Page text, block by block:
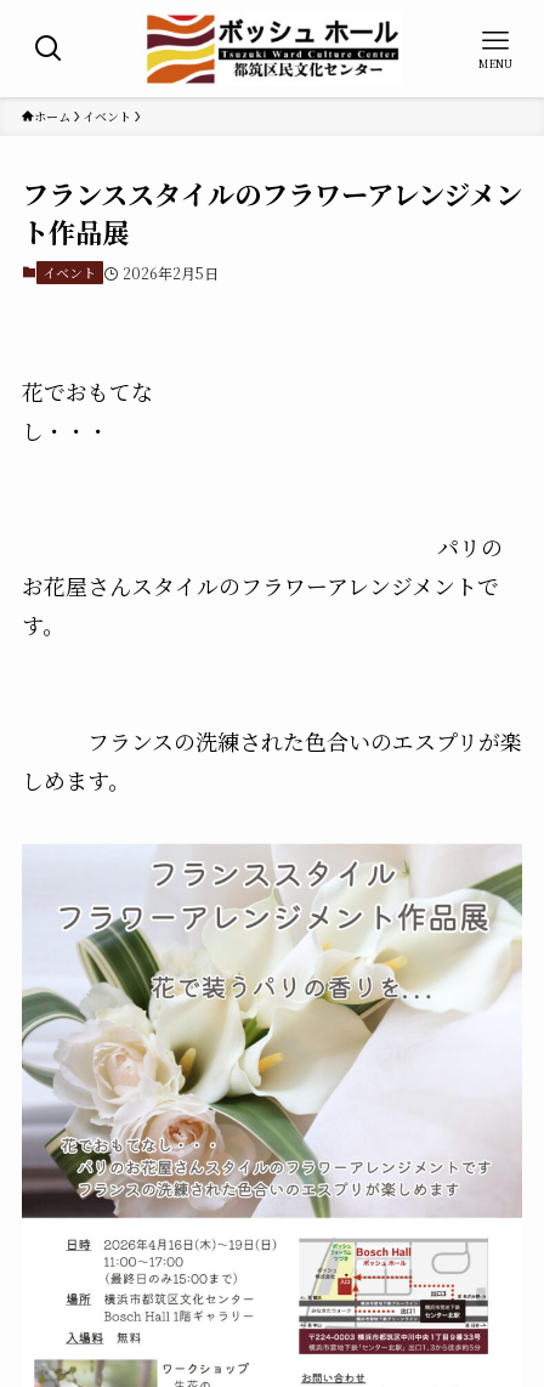
MENU
ホーム イベント
フランススタイルのフラワーアレンジメン
ト作品展
イベント 2026年2月5日
花でおもてな
し・・・
パリの
お花屋さんスタイルのフラワーアレンジメントで
す。
フランスの洗練された色合いのエスプリが楽
しめます。